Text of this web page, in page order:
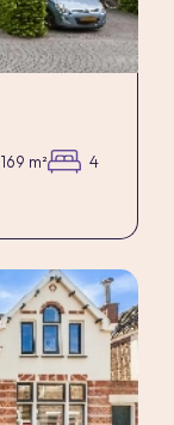
169 m² 4